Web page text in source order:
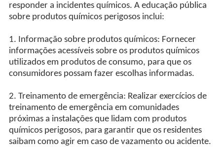
responder a incidentes químicos. A educação pública
sobre produtos químicos perigosos inclui:
1. Informação sobre produtos químicos: Fornecer
informações acessíveis sobre os produtos químicos
utilizados em produtos de consumo, para que os
consumidores possam fazer escolhas informadas.
2. Treinamento de emergência: Realizar exercícios de
treinamento de emergência em comunidades
próximas a instalações que lidam com produtos
químicos perigosos, para garantir que os residentes
saibam como agir em caso de vazamento ou acidente.